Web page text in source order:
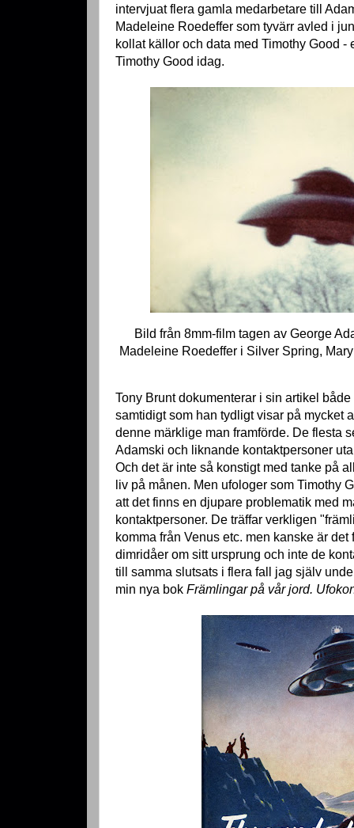
intervjuat flera gamla medarbetare till
Madeleine Roedeffer som tyvärr avled i
kollat källor och data med Timothy Good -
Timothy Good idag.
Bild från 8mm-film tagen av George
Madeleine Roedeffer i Silver Spring,
Tony Brunt dokumenterar i sin artikel
samtidigt som han tydligt visar på mycket
denne märklige man framförde. De flesta
Adamski och liknande kontaktpersoner
Och det är inte så konstigt med tanke på
liv på månen. Men ufologer som Timothy
att det finns en djupare problematik med
kontaktpersoner. De träffar verkligen
komma från Venus etc. men kanske är
dimridåer om sitt ursprung och inte de
till samma slutsats i flera fall jag själv
min nya bok Främlingar på vår jord.